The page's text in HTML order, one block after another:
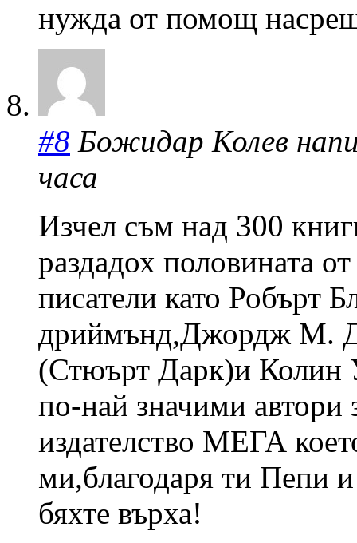
нужда от помощ
#8 Божидар Колев
часа
Изчел съм над 300
раздадох половината
писатели като Робърт
дриймънд,Джордж М.
(Стюърт Дарк)и Колин
по-най значими
издателство МЕГА
ми,благодаря ти Пепи
бяхте върха!